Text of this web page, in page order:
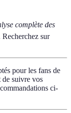
complète des
Recherchez sur
pour les fans de
suivre vos
ci-